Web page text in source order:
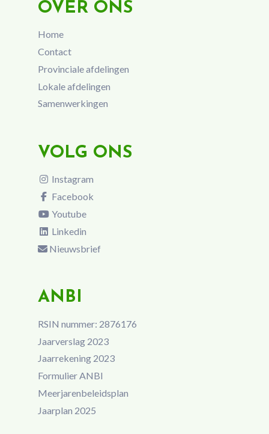
OVER ONS
Home
Contact
Provinciale afdelingen
Lokale afdelingen
Samenwerkingen
VOLG ONS
Instagram
Facebook
Youtube
Linkedin
Nieuwsbrief
ANBI
RSIN nummer: 2876176
Jaarverslag 2023
Jaarrekening 2023
Formulier ANBI
Meerjarenbeleidsplan
Jaarplan 2025